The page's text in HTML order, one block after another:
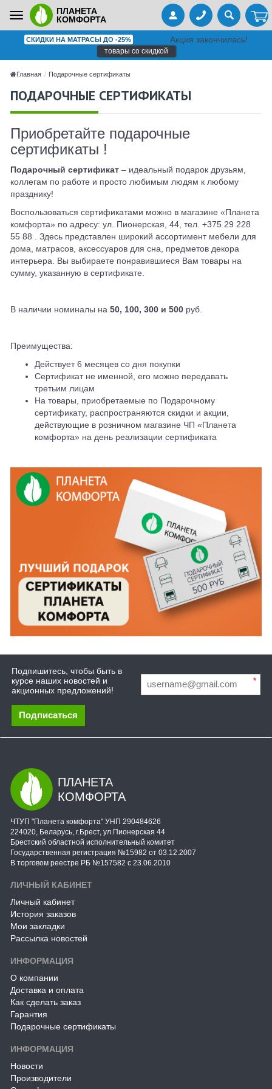
Toggle
navigation
ПЛАНЕТА
КОМФОРТА
СКИДКИ НА МАТРАСЫ ДО -25% Акция закончилась!
товары со скидкой
Главная Подарочные сертификаты
ПОДАРОЧНЫЕ СЕРТИФИКАТЫ
Приобретайте подарочные
сертификаты !
Подарочный сертификат – идеальный подарок друзьям,
коллегам по работе и просто любимым людям к любому
празднику!
Воспользоваться сертификатами можно в магазине «Планета
комфорта» по адресу: ул. Пионерская, 44, тел. +375 29 228
55 88 . Здесь представлен широкий ассортимент мебели для
дома, матрасов, аксессуаров для сна, предметов декора
интерьера. Вы выбираете понравившиеся Вам товары на
сумму, указанную в сертификате.
В наличии номиналы на 50, 100, 300 и 500 руб.
Преимущества:
Действует 6 месяцев со дня покупки
Сертификат не именной, его можно передавать
третьим лицам
На товары, приобретаемые по Подарочному
сертификату, распространяются скидки и акции,
действующие в розничном магазине ЧП «Планета
комфорта» на день реализации сертификата
Подпишитесь, чтобы быть в
курсе наших новостей и
акционных предложений!
*
Подписаться
ПЛАНЕТА
КОМФОРТА
ЧТУП "Планета комфорта" УНП 290484626
224020, Беларусь, г.Брест, ул.Пионерская 44
Брестский областной исполнительный комитет
Государственная регистрация №15982 от 03.12.2007
В торговом реестре РБ №157582 с 23.06.2010
ЛИЧНЫЙ КАБИНЕТ
Личный кабинет
История заказов
Мои закладки
Рассылка новостей
ИНФОРМАЦИЯ
О компании
Доставка и оплата
Как сделать заказ
Гарантия
Подарочные сертификаты
ИНФОРМАЦИЯ
Новости
Производители